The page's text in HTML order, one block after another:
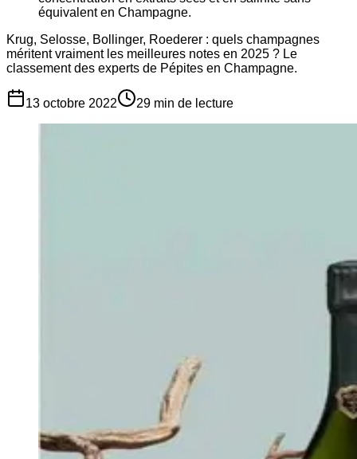
équivalent en Champagne.
Krug, Selosse, Bollinger, Roederer : quels champagnes
méritent vraiment les meilleures notes en 2025 ? Le
classement des experts de Pépites en Champagne.
13 octobre 2022 29 min de lecture